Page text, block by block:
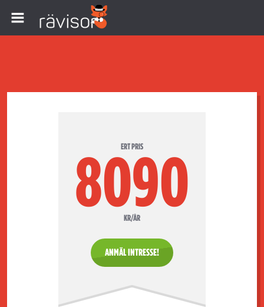
ERT PRIS
8090
KR/ÅR
ANMÄL INTRESSE!